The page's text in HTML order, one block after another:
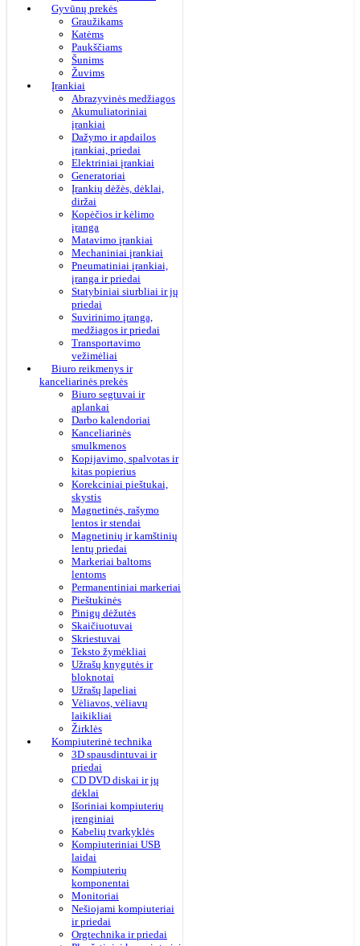
Gyvūnų prekės
Graužikams
Katėms
Paukščiams
Šunims
Žuvims
Įrankiai
Abrazyvinės medžiagos
Akumuliatoriniai
įrankiai
Dažymo ir apdailos
įrankiai, priedai
Elektriniai įrankiai
Generatoriai
Įrankių dėžės, dėklai,
diržai
Kopėčios ir kėlimo
įranga
Matavimo įrankiai
Mechaniniai įrankiai
Pneumatiniai įrankiai,
įranga ir priedai
Statybiniai siurbliai ir jų
priedai
Suvirinimo įranga,
medžiagos ir priedai
Transportavimo
vežimėliai
Biuro reikmenys ir
kanceliarinės prekės
Biuro segtuvai ir
aplankai
Darbo kalendoriai
Kanceliarinės
smulkmenos
Kopijavimo, spalvotas ir
kitas popierius
Korekciniai pieštukai,
skystis
Magnetinės, rašymo
lentos ir stendai
Magnetinių ir kamštinių
lentų priedai
Markeriai baltoms
lentoms
Permanentiniai markeriai
Pieštukinės
Pinigų dėžutės
Skaičiuotuvai
Skriestuvai
Teksto žymėkliai
Užrašų knygutės ir
bloknotai
Užrašų lapeliai
Vėliavos, vėliavų
laikikliai
Žirklės
Kompiuterinė technika
3D spausdintuvai ir
priedai
CD DVD diskai ir jų
dėklai
Išoriniai kompiuterių
įrenginiai
Kabelių tvarkyklės
Kompiuteriniai USB
laidai
Kompiuterių
komponentai
Monitoriai
Nešiojami kompiuteriai
ir priedai
Orgtechnika ir priedai